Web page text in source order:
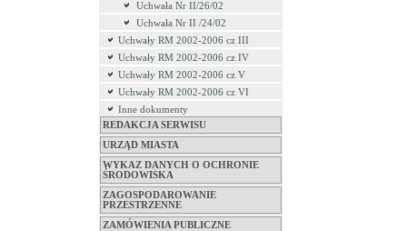
Uchwała Nr II/26/02
Uchwała Nr II /24/02
Uchwały RM 2002-2006 cz III
Uchwały RM 2002-2006 cz IV
Uchwały RM 2002-2006 cz V
Uchwały RM 2002-2006 cz VI
Inne dokumenty
REDAKCJA SERWISU
URZĄD MIASTA
WYKAZ DANYCH O OCHRONIE
ŚRODOWISKA
ZAGOSPODAROWANIE
PRZESTRZENNE
ZAMÓWIENIA PUBLICZNE